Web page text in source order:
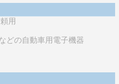
用
どの自動車用電子機器